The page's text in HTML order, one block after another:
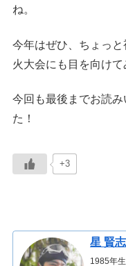
ね。
今年はぜひ、ちょっと
火大会にも目を向けて
今回も最後までお読
た！
+3
星 賢志
1985年